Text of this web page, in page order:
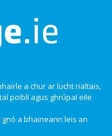
a chur ar lucht rialtais,
poiblí agus ghrúpaí eile
a bhaineann leis an